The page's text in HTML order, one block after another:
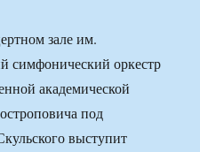
зале им.
симфонический оркестр
академической
под
выступит